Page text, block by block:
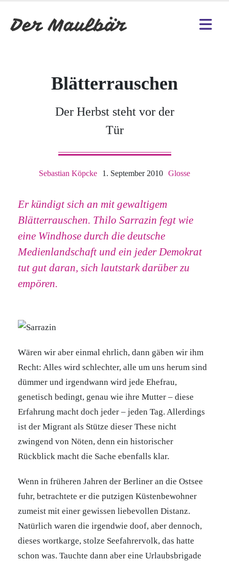
Blätterrauschen
Der Herbst steht vor der
Tür
Sebastian Köpcke 1. September 2010 Glosse
Er kündigt sich an mit gewaltigem
Blätterrauschen. Thilo Sarrazin fegt wie
eine Windhose durch die deutsche
Medienlandschaft und ein jeder Demokrat
tut gut daran, sich lautstark darüber zu
empören.
Wären wir aber einmal ehrlich, dann gäben wir ihm
Recht: Alles wird schlechter, alle um uns herum sind
dümmer und irgendwann wird jede Ehefrau,
genetisch bedingt, genau wie ihre Mutter – diese
Erfahrung macht doch jeder – jeden Tag. Allerdings
ist der Migrant als Stütze dieser These nicht
zwingend von Nöten, denn ein historischer
Rückblick macht die Sache ebenfalls klar.
Wenn in früheren Jahren der Berliner an die Ostsee
fuhr, betrachtete er die putzigen Küstenbewohner
zumeist mit einer gewissen liebevollen Distanz.
Natürlich waren die irgendwie doof, aber dennoch,
dieses wortkarge, stolze Seefahrervolk, das hatte
schon was. Tauchte dann aber eine Urlaubsbrigade